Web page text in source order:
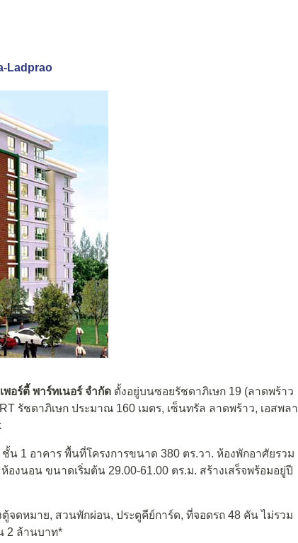
Ladprao
อร์ตี้ พาร์ทเนอร์ จำกัด ตั้งอยู่บนซอยรัชดาภิเษก 19 (ลาดพร้าว
รัชดาภิเษก ประมาณ 160 เมตร, เซ็นทรัล ลาดพร้าว, เอสพลา
น 1 อาคาร พื้นที่โครงการขนาด 380 ตร.วา. ห้องพักอาศัยรวม
งนอน ขนาดเริ่มต้น 29.00-61.00 ตร.ม. สร้างเสร็จพร้อมอยู่ปี
จดหมาย, สวนพักผ่อน, ประตูคีย์การ์ด, ที่จอดรถ 48 คัน ไม่รวม
2 ล้านบาท*